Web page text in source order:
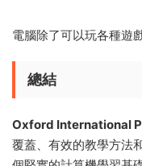
電腦除了可以玩各種遊
總結
Oxford International
覆蓋、有效的教學方法